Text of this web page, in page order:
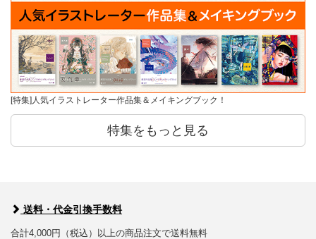
[特集]人気イラストレーター作品集＆メイキングブック！
特集をもっと見る
送料・代金引換手数料
合計4,000円（税込）以上の商品注文で送料無料